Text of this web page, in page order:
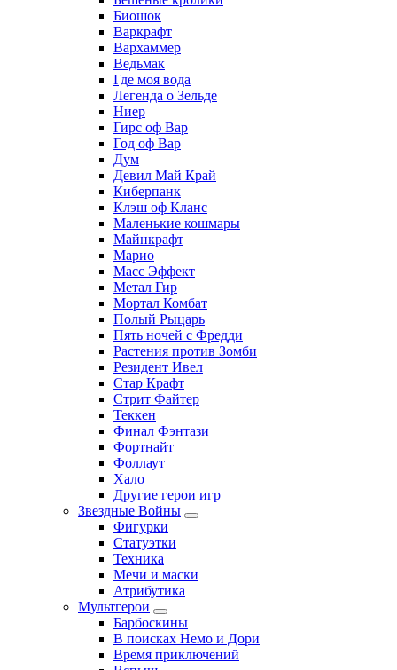
Биошок
Варкрафт
Вархаммер
Ведьмак
Где моя вода
Легенда о Зельде
Ниер
Гирс оф Вар
Год оф Вар
Дум
Девил Май Край
Киберпанк
Клэш оф Кланс
Маленькие кошмары
Майнкрафт
Марио
Масс Эффект
Метал Гир
Мортал Комбат
Полый Рыцарь
Пять ночей с Фредди
Растения против Зомби
Резидент Ивел
Стар Крафт
Стрит Файтер
Теккен
Финал Фэнтази
Фортнайт
Фоллаут
Хало
Другие герои игр
Звездные Войны
Фигурки
Статуэтки
Техника
Мечи и маски
Атрибутика
Мультгерои
Барбоскины
В поисках Немо и Дори
Время приключений